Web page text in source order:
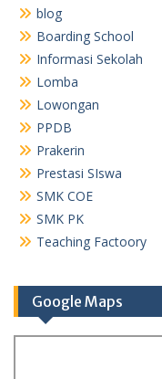
blog
Boarding School
Informasi Sekolah
Lomba
Lowongan
PPDB
Prakerin
Prestasi SIswa
SMK COE
SMK PK
Teaching Factoory
Google Maps